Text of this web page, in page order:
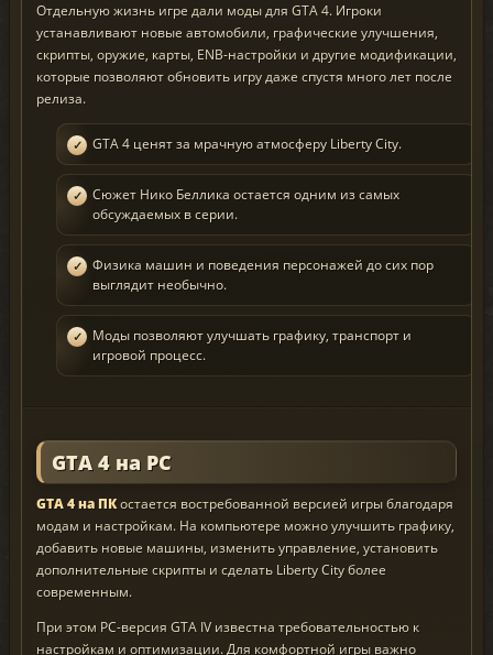
Отдельную жизнь игре дали моды для GTA 4. Игроки
устанавливают новые автомобили, графические улучшения,
скрипты, оружие, карты, ENB-настройки и другие модификации,
которые позволяют обновить игру даже спустя много лет после
релиза.
GTA 4 ценят за мрачную атмосферу Liberty City.
Сюжет Нико Беллика остается одним из самых
обсуждаемых в серии.
Физика машин и поведения персонажей до сих пор
выглядит необычно.
Моды позволяют улучшать графику, транспорт и
игровой процесс.
GTA 4 на PC
GTA 4 на ПКостается востребованной версией игры благодаря
модам и настройкам. На компьютере можно улучшить графику,
добавить новые машины, изменить управление, установить
дополнительные скрипты и сделать Liberty City более
современным.
При этом PC-версия GTA IV известна требовательностью к
настройкам и оптимизации. Для комфортной игры важно